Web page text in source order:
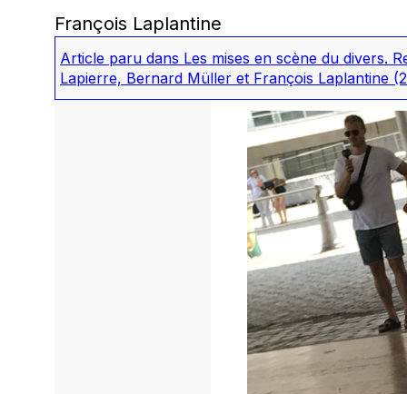
François Laplantine
Article paru dans Les mises en scène du divers.
Lapierre, Bernard Müller et François Laplantine